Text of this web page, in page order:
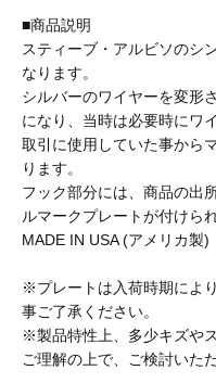
■商品説明
スティーブ・アルビソのシ
なります。
シルバーのワイヤーを変形
になり、当時は必要時にワ
取引に使用していた事から
ります。
フック部分には、商品の出
ルマークプレートが付けら
MADE IN USA (アメリカ製)
※プレートは入荷時期によ
事ご了承ください。
※製品特性上、多少キズや
ご理解の上で、ご検討いた
BAICYCLON by bagjack
BasShu
BEADED ACCESSORIES
BERJAC